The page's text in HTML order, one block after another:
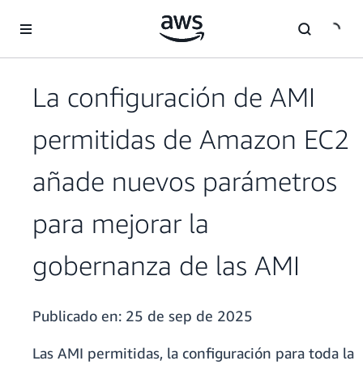
La configuración de AMI
permitidas de Amazon EC2
añade nuevos parámetros
para mejorar la
gobernanza de las AMI
Publicado en: 25 de sep de 2025
Las AMI permitidas, la configuración para toda la